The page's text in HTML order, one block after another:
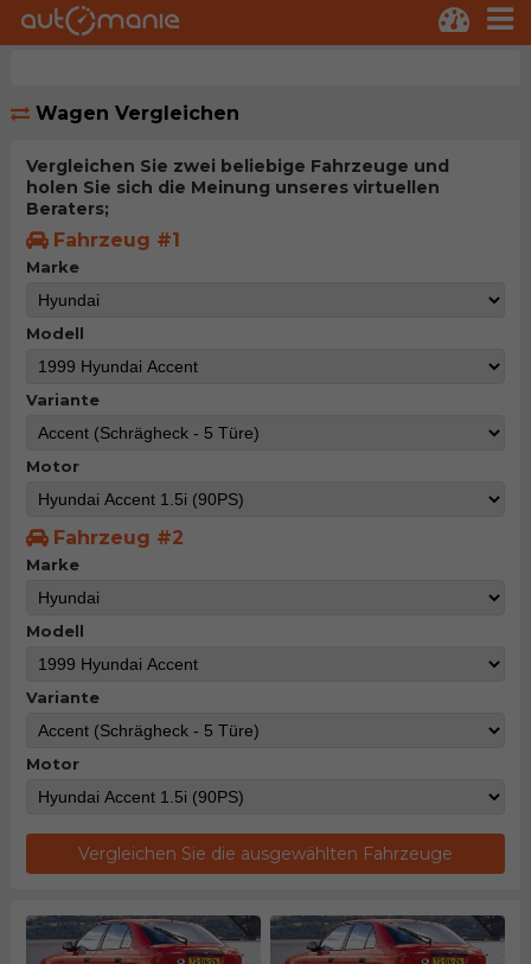
Wagen Vergleichen
Vergleichen Sie zwei beliebige Fahrzeuge und
holen Sie sich die Meinung unseres virtuellen
Beraters;
Fahrzeug #1
Marke
Modell
Variante
Motor
Fahrzeug #2
Marke
Modell
Variante
Motor
Vergleichen Sie die ausgewählten Fahrzeuge